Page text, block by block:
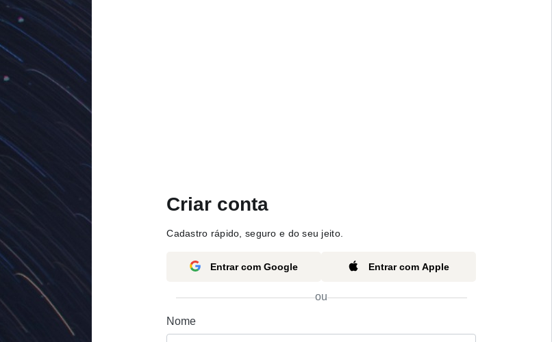
Criar conta
Cadastro rápido, seguro e do seu jeito.
Entrar com Google Entrar com Apple
ou
Nome